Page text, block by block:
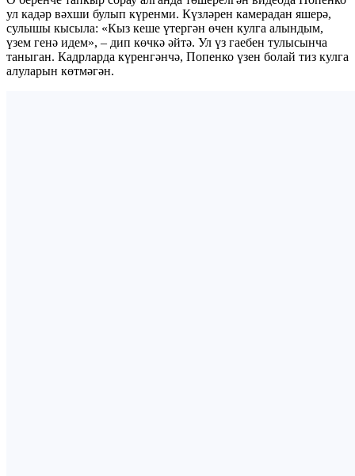
ул кадәр вәхши булып күренми. Күзләрен камерадан яшерә,
сулышы кысыла: «Кыз кеше үтергән өчен кулга алындым,
үзем генә идем», – дип көчкә әйтә. Ул үз гаебен тулысынча
таныган. Кадрларда күренгәнчә, Попенко үзен болай тиз кулга
алуларын көтмәгән.